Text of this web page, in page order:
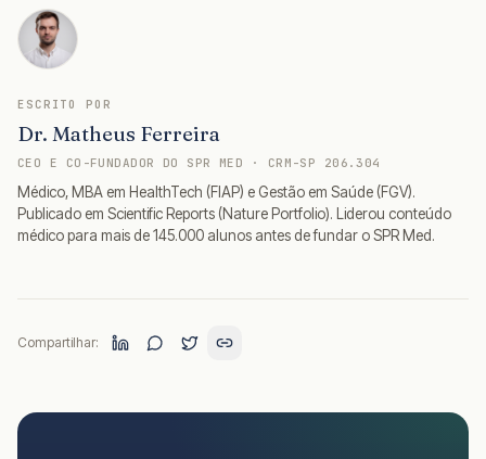
ESCRITO POR
Dr. Matheus Ferreira
CEO E CO-FUNDADOR DO SPR MED · CRM-SP 206.304
Médico, MBA em HealthTech (FIAP) e Gestão em Saúde (FGV).
Publicado em Scientific Reports (Nature Portfolio). Liderou conteúdo
médico para mais de 145.000 alunos antes de fundar o SPR Med.
Compartilhar: